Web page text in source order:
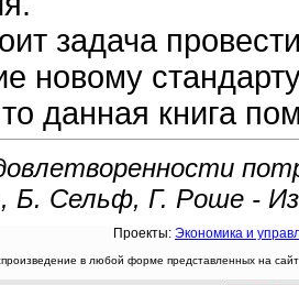
задача
новому
данная книга
Б. Сельф, Г. Роше -
Проекты: Экономика и
в любой форме представленных на